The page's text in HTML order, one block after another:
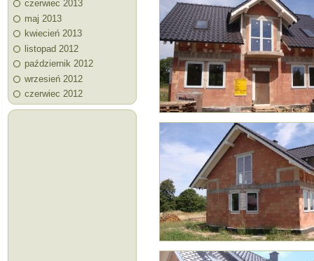
czerwiec 2013
maj 2013
kwiecień 2013
listopad 2012
październik 2012
wrzesień 2012
czerwiec 2012